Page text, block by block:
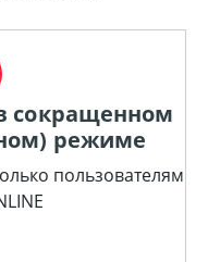
сокращенном
режиме
пользователям